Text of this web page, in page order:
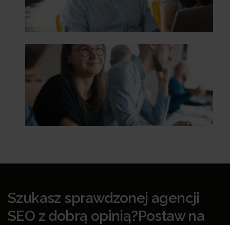
Szukasz sprawdzonej agencji
SEO z dobrą opinią?Postaw na